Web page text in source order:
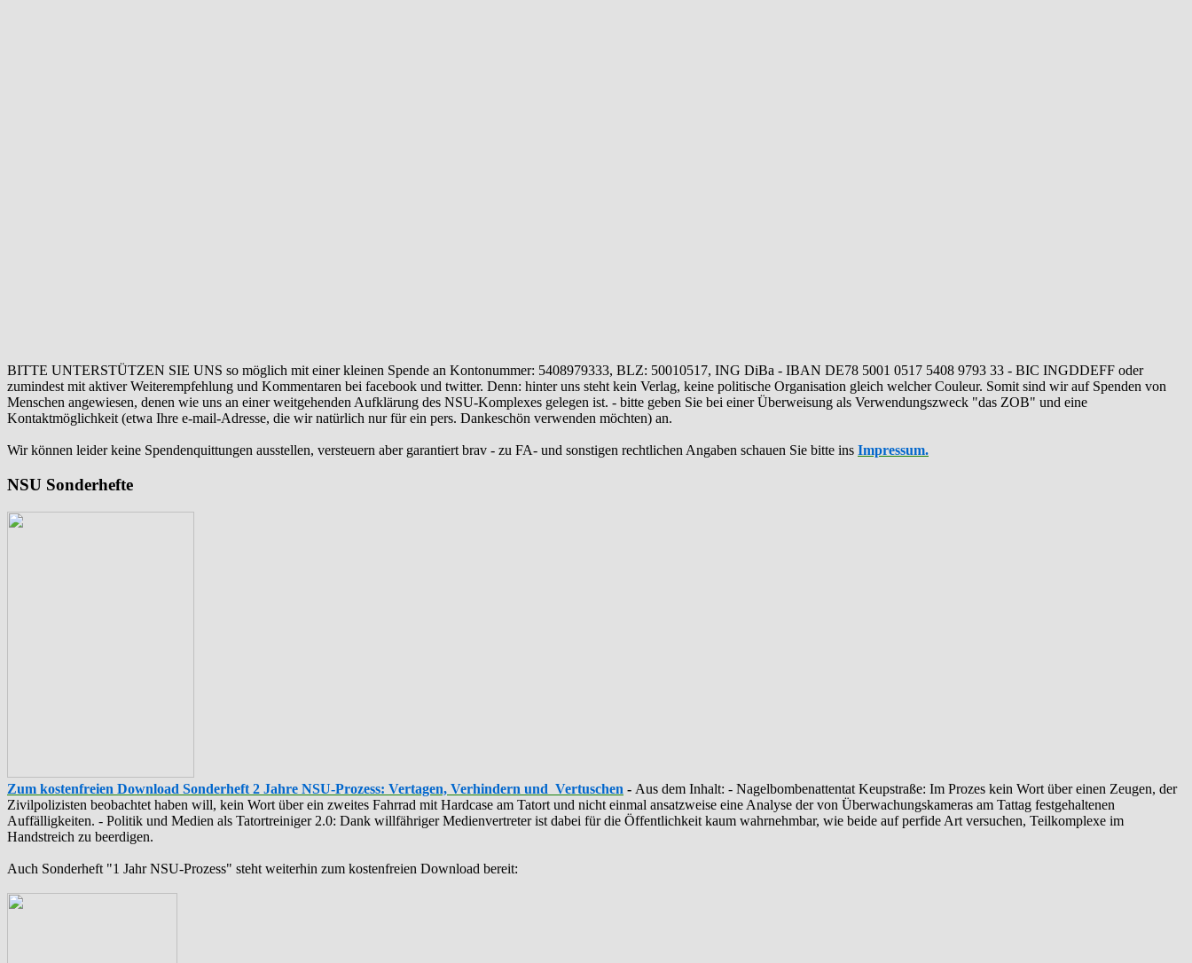
BITTE UNTERSTÜTZEN SIE UNS so möglich mit einer kleinen Spende an Kontonummer: 5408979333, BLZ: 50010517, ING DiBa - IBAN DE78 5001 0517 5408 9793 33 - BIC INGDDEFF oder
zumindest mit aktiver Weiterempfehlung und Kommentaren bei facebook und twitter. Denn: hinter uns steht kein Verlag, keine politische Organisation gleich welcher Couleur. Somit sind wir auf Spenden von
Menschen angewiesen, denen wie uns an einer weitgehenden Aufklärung des NSU-Komplexes gelegen ist. - bitte geben Sie bei einer Überweisung als Verwendungszweck "das ZOB" und eine
Kontaktmöglichkeit (etwa Ihre e-mail-Adresse, die wir natürlich nur für ein pers. Dankeschön verwenden möchten) an.
Wir können leider keine Spendenquittungen ausstellen, versteuern aber garantiert brav - zu FA- und sonstigen rechtlichen Angaben schauen Sie bitte ins Impressum.
NSU Sonderhefte
Zum kostenfreien Download Sonderheft 2 Jahre NSU-Prozess: Vertagen, Verhindern und Vertuschen - Aus dem Inhalt: - ‪Nagelbombenattentat‬ ‎Keupstraße‬: Im Prozes kein Wort über einen Zeugen, der
Zivilpolizisten beobachtet haben will, kein Wort über ein zweites Fahrrad mit Hardcase am Tatort und nicht einmal ansatzweise eine Analyse der von Überwachungskameras am Tattag festgehaltenen
Auffälligkeiten. - Politik und Medien als ‪Tatortreiniger‬ 2.0: Dank willfähriger Medienvertreter ist dabei für die Öffentlichkeit kaum wahrnehmbar, wie beide auf perfide Art versuchen, Teilkomplexe im
Handstreich zu beerdigen.
Auch Sonderheft "1 Jahr NSU-Prozess" steht weiterhin zum kostenfreien Download bereit: